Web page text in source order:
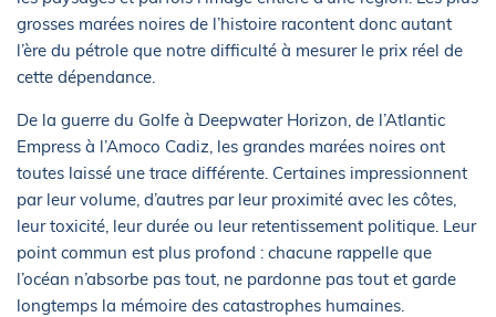
grosses marées noires de l’histoire racontent donc autant
l’ère du pétrole que notre difficulté à mesurer le prix réel de
cette dépendance.
De la guerre du Golfe à Deepwater Horizon, de l’Atlantic
Empress à l’Amoco Cadiz, les grandes marées noires ont
toutes laissé une trace différente. Certaines impressionnent
par leur volume, d’autres par leur proximité avec les côtes,
leur toxicité, leur durée ou leur retentissement politique. Leur
point commun est plus profond : chacune rappelle que
l’océan n’absorbe pas tout, ne pardonne pas tout et garde
longtemps la mémoire des catastrophes humaines.